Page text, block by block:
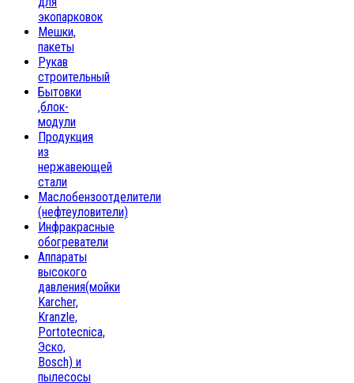
экопарковок
Мешки,
пакеты
Рукав
строительный
Бытовки
,блок-
модули
Продукция
из
нержавеющей
стали
Маслобензоотделители
(нефтеуловители)
Инфракрасные
обогреватели
Аппараты
высокого
давления(мойки
Karcher,
Kranzle,
Portotecnica,
Эско,
Bosch) и
пылесосы